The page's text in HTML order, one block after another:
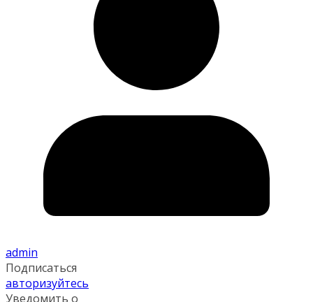
admin
Подписаться
авторизуйтесь
Уведомить о